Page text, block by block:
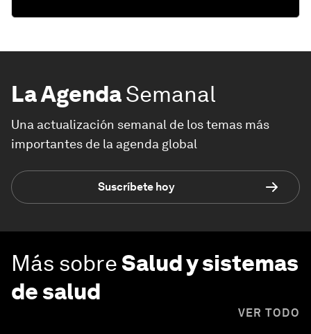
La AgendaSemanal
Una actualización semanal de los temas más
importantes de la agenda global
Suscríbete hoy
Más sobreSalud y sistemas
de salud
VER TODO